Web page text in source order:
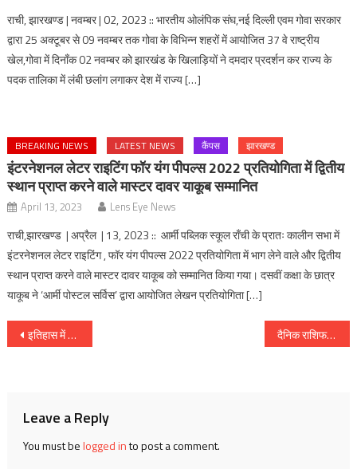
राची, झारखण्ड | नवम्बर | 02, 2023 :: भारतीय ओलंपिक संघ,नई दिल्ली एवम गोवा सरकार
द्वारा 25 अक्टूबर से 09 नवम्बर तक गोवा के विभिन्न शहरों में आयोजित 37 वे राष्ट्रीय
खेल,गोवा में दिनाँक 02 नवम्बर को झारखंड के खिलाड़ियों ने दमदार प्रदर्शन कर राज्य के
पदक तालिका में लंबी छलांग लगाकर देश में राज्य […]
BREAKING NEWS LATEST NEWS कैंपस झारखण्ड
इंटरनेशनल लेटर राइटिंग फॉर यंग पीपल्स 2022 प्रतियोगिता में द्वितीय
स्थान प्राप्त करने वाले मास्टर दावर याकूब सम्मानित
April 13, 2023 Lens Eye News
राची,झारखण्ड | अप्रैल | 13, 2023 :: आर्मी पब्लिक स्कूल राँची के प्रातः कालीन सभा में
इंटरनेशनल लेटर राइटिंग , फॉर यंग पीपल्स 2022 प्रतियोगिता में भाग लेने वाले और द्वितीय
स्थान प्राप्त करने वाले मास्टर दावर याकूब को सम्मानित किया गया। दसवीं कक्षा के छात्र
याकूब ने ‘आर्मी पोस्टल सर्विस’ द्वारा आयोजित लेखन प्रतियोगिता […]
Post
इतिहास में आज :: कलम के जादूगर मुंशी प्रेमचंद का बनारस के पास लमही गांव में जन्म [ 31 जुलाई 1880 ] दैनिक राशिफल : दिनांक 01 अगस्त 2017, दिन मंगलवार :: ज्योतिष शास्त्री स्वामी दिव्यानंद ( डॉ सुनील बर्मन )
Leave a Reply
You must belogged into post a comment.